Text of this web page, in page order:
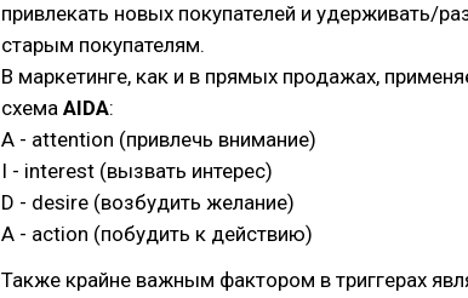
привлекать новых покупателей и удерживать/
старым покупателям.
В маркетинге, как и в прямых продажах,
схема AIDA:
A - attention (привлечь внимание)
I - interest (вызвать интерес)
D - desire (возбудить желание)
A - action (побудить к действию)
Также крайне важным фактором в триггерах